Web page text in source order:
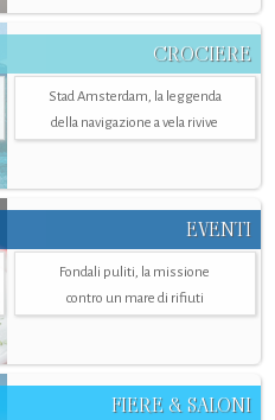
CROCIERE
Stad Amsterdam, la leggenda
della navigazione a vela rivive
EVENTI
Fondali puliti, la missione
contro un mare di rifiuti
FIERE & SALONI